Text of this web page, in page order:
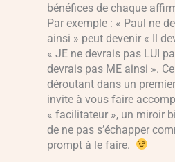
bénéfices de chaque
Par exemple : « Paul ne
ainsi » peut devenir « Il
« JE ne devrais pas LUI
devrais pas ME ainsi ».
déroutant dans un
invite à vous faire
« facilitateur », un miroir
de ne pas s’échapper
prompt à le faire.